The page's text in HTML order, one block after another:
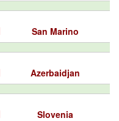
San Marino
Azerbaidjan
Slovenia